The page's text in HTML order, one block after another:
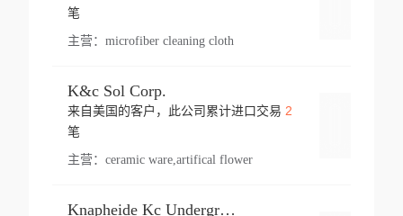
笔
主营： microfiber cleaning cloth
K&c Sol Corp.
来自美国的客户，此公司累计进口交易 2
笔
主营： ceramic ware,artifical flower
Knapheide Kc Underground